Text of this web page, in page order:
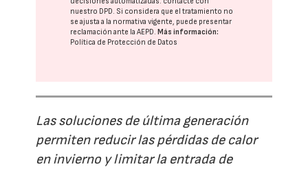
nuestro DPD. Si considera que el tratamiento no
se ajusta a la normativa vigente, puede presentar
reclamación ante laAEPD. Más información:
Política de Protección de Datos
Las soluciones de última generación
permiten reducir las pérdidas de calor
en invierno y limitar la entrada de